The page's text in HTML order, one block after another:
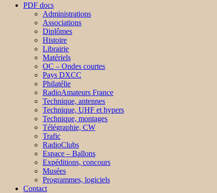
PDF docs
Administrations
Associations
Diplômes
Histoire
Librairie
Matériels
OC – Ondes courtes
Pays DXCC
Philatélie
RadioAmateurs France
Technique, antennes
Technique, UHF et hypers
Technique, montages
Télégraphie, CW
Trafic
RadioClubs
Espace – Ballons
Expéditions, concours
Musées
Programmes, logiciels
Contact